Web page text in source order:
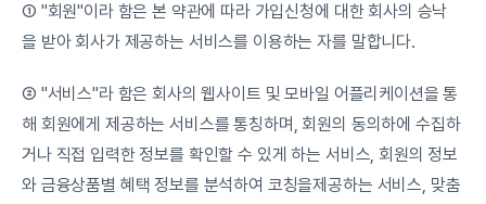
① "회원"이라 함은 본 약관에 따라 가입신청에 대한 회사의 승낙
을 받아 회사가 제공하는 서비스를 이용하는 자를 말합니다.
② "서비스"라 함은 회사의 웹사이트 및 모바일 어플리케이션을 통
해 회원에게 제공하는 서비스를 통칭하며, 회원의 동의하에 수집하
거나 직접 입력한 정보를 확인할 수 있게 하는 서비스, 회원의 정보
와 금융상품별 혜택 정보를 분석하여 코칭을제공하는 서비스, 맞춤